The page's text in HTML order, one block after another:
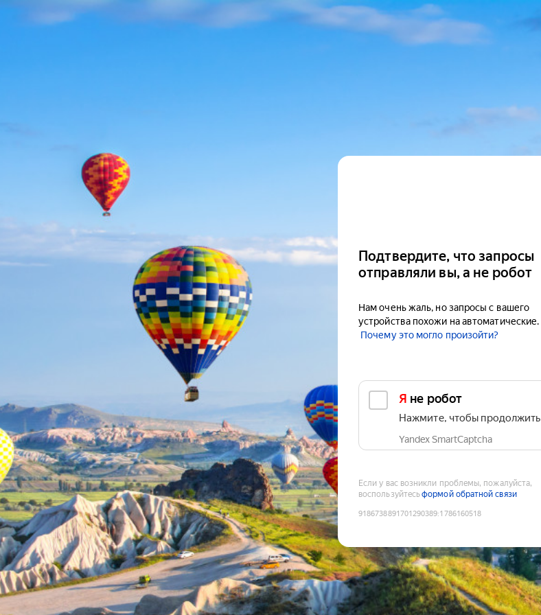
Подтвердите, что запросы
отправляли вы, а не робот
Нам очень жаль, но запросы с вашего
устройства похожи на автоматические.
Почему это могло произойти?
Я не робот
Нажмите, чтобы продолжить
Yandex SmartCaptcha
Если у вас возникли проблемы, пожалуйста,
воспользуйтесьформой обратной связи
9186738891701290389:1786160518